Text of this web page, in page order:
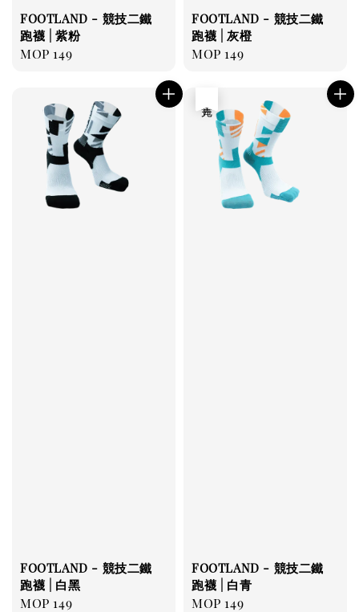
FOOTLAND - 競技二鐵
跑襪 | 紫粉
Regular
MOP 149
FOOTLAND - 競技二鐵
跑襪 | 灰橙
Regular
MOP 149
FOOTLAND - 競技二鐵
跑襪 | 白黑
Regular
MOP 149
FOOTLAND - 競技二鐵
跑襪 | 白青
Regular
MOP 149